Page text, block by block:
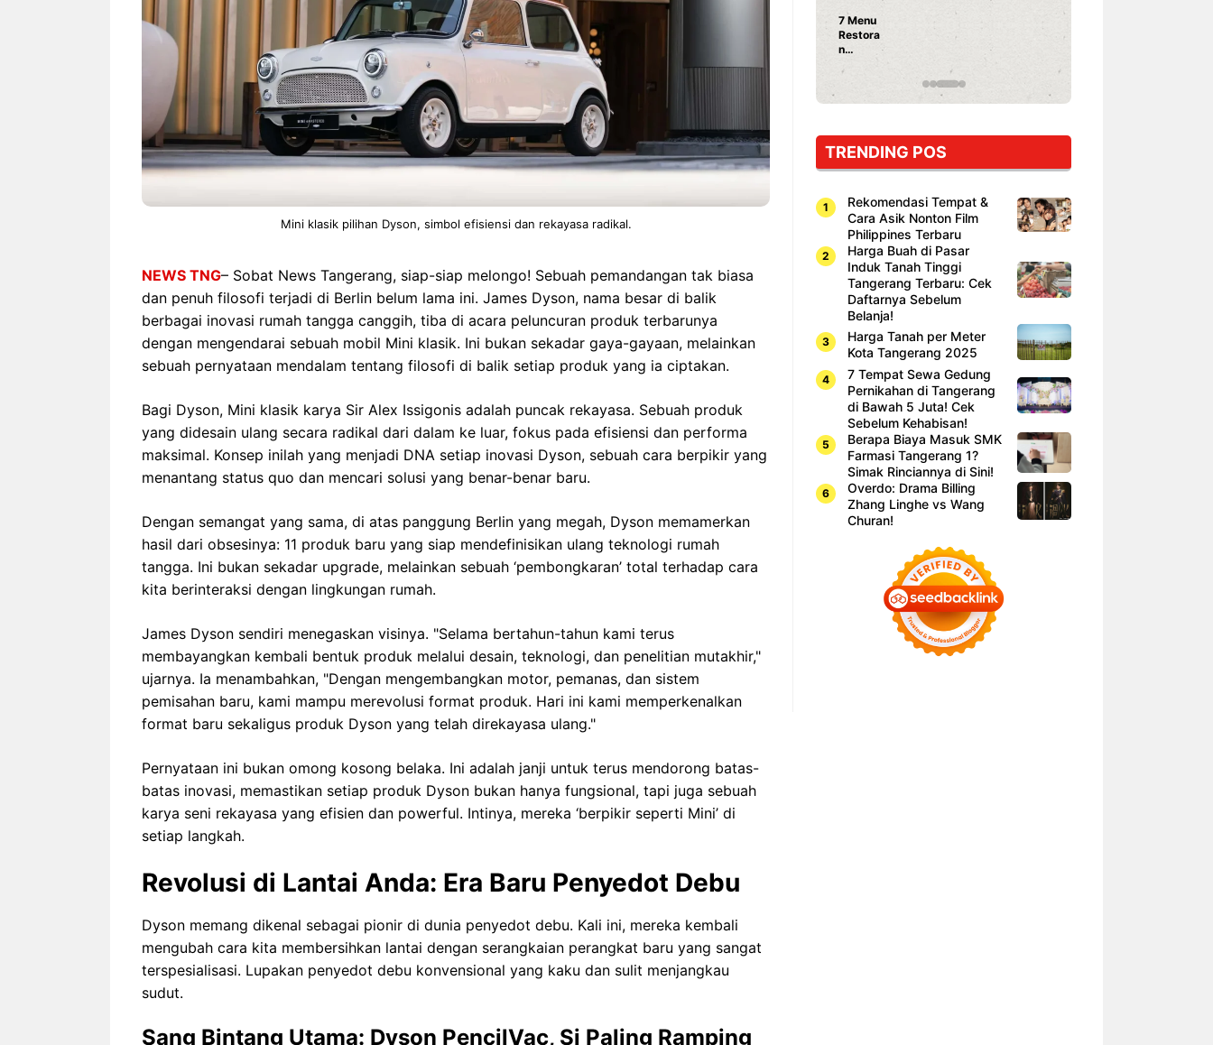
Mini klasik pilihan Dyson, simbol efisiensi dan rekayasa radikal.
NEWS TNG– Sobat News Tangerang, siap-siap melongo! Sebuah pemandangan tak biasa
dan penuh filosofi terjadi di Berlin belum lama ini. James Dyson, nama besar di balik
berbagai inovasi rumah tangga canggih, tiba di acara peluncuran produk terbarunya
dengan mengendarai sebuah mobil Mini klasik. Ini bukan sekadar gaya-gayaan, melainkan
sebuah pernyataan mendalam tentang filosofi di balik setiap produk yang ia ciptakan.
Bagi Dyson, Mini klasik karya Sir Alex Issigonis adalah puncak rekayasa. Sebuah produk
yang didesain ulang secara radikal dari dalam ke luar, fokus pada efisiensi dan performa
maksimal. Konsep inilah yang menjadi DNA setiap inovasi Dyson, sebuah cara berpikir yang
menantang status quo dan mencari solusi yang benar-benar baru.
Dengan semangat yang sama, di atas panggung Berlin yang megah, Dyson memamerkan
hasil dari obsesinya: 11 produk baru yang siap mendefinisikan ulang teknologi rumah
tangga. Ini bukan sekadar upgrade, melainkan sebuah ‘pembongkaran’ total terhadap cara
kita berinteraksi dengan lingkungan rumah.
James Dyson sendiri menegaskan visinya. "Selama bertahun-tahun kami terus
membayangkan kembali bentuk produk melalui desain, teknologi, dan penelitian mutakhir,"
ujarnya. Ia menambahkan, "Dengan mengembangkan motor, pemanas, dan sistem
pemisahan baru, kami mampu merevolusi format produk. Hari ini kami memperkenalkan
format baru sekaligus produk Dyson yang telah direkayasa ulang."
Pernyataan ini bukan omong kosong belaka. Ini adalah janji untuk terus mendorong batas-
batas inovasi, memastikan setiap produk Dyson bukan hanya fungsional, tapi juga sebuah
karya seni rekayasa yang efisien dan powerful. Intinya, mereka ‘berpikir seperti Mini’ di
setiap langkah.
Revolusi di Lantai Anda: Era Baru Penyedot Debu
Dyson memang dikenal sebagai pionir di dunia penyedot debu. Kali ini, mereka kembali
mengubah cara kita membersihkan lantai dengan serangkaian perangkat baru yang sangat
terspesialisasi. Lupakan penyedot debu konvensional yang kaku dan sulit menjangkau
sudut.
Sang Bintang Utama: Dyson PencilVac, Si Paling Ramping
Nunung Srimulat & Vicky
Prasetyo Buka Restoran
Ayam Panggang! Cuma Rp
15 Ribu, Resep Rahasia
Mami Bikin Nagih!
Sambut 2026, Kakkoii
Bandung Hadirkan Pesta All
You Can Eat Mulai Rp
145.000
7 Menu
Restora
n
yang
Dicoba,
Cuma
Sushi!
TRENDING POS
Rekomendasi Tempat &
Cara Asik Nonton Film
Philippines Terbaru
Harga Buah di Pasar
Induk Tanah Tinggi
Tangerang Terbaru: Cek
Daftarnya Sebelum
Belanja!
Harga Tanah per Meter
Kota Tangerang 2025
7 Tempat Sewa Gedung
Pernikahan di Tangerang
di Bawah 5 Juta! Cek
Sebelum Kehabisan!
Berapa Biaya Masuk SMK
Farmasi Tangerang 1?
Simak Rinciannya di Sini!
Overdo: Drama Billing
Zhang Linghe vs Wang
Churan!